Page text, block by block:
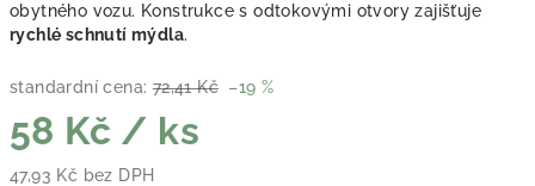
obytného vozu. Konstrukce s odtokovými otvory zajišťuje
rychlé schnutí mýdla.
standardní cena: 72,41 Kč –19 %
58 Kč / ks
47,93 Kč bez DPH